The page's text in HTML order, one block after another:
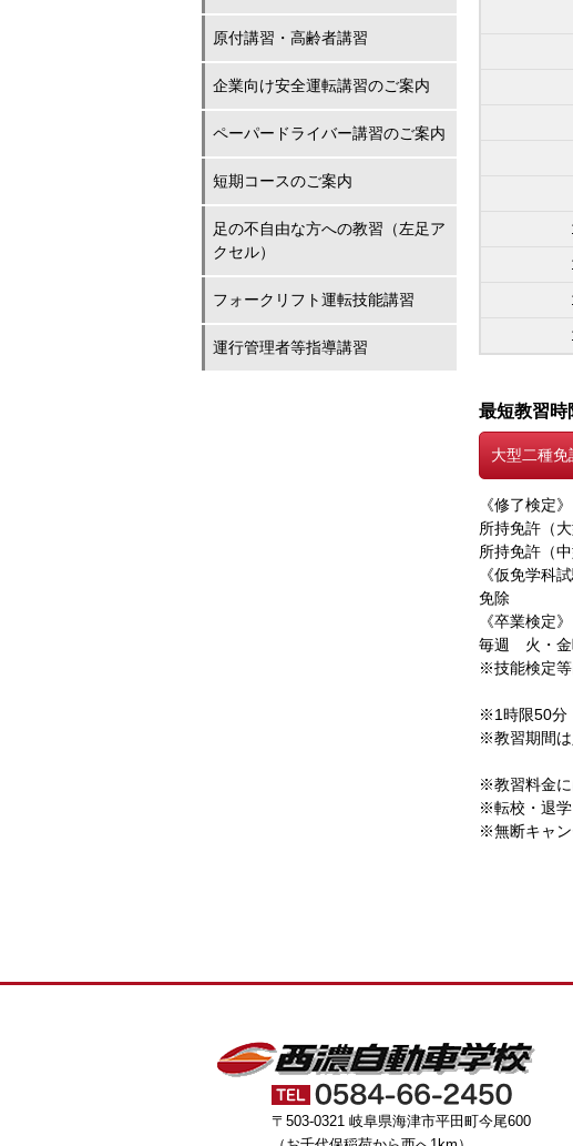
最短教習時
大型二種免
《修了検定》
所持免許（
所持免許（
《仮免学科試
免除
《卒業検定》
毎週 火・金
※技能検定等
※1時限50分
※教習期間は
※教習料金に
※転校・退学
※無断キャ
原付講習・高齢者講習
企業向け安全運転講習のご案内
ペーパードライバー講習のご案内
短期コースのご案内
足の不自由な方への教習（左足ア
クセル）
フォークリフト運転技能講習
運行管理者等指導講習
〒503-0321 岐阜県海津市平田町今尾600